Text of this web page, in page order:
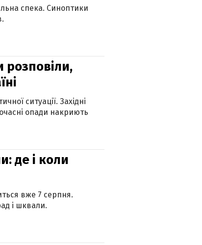
спека. Синоптики
розповіли,
ситуації. Західні
опади накриють
де і коли
вже 7 серпня.
і шквали.